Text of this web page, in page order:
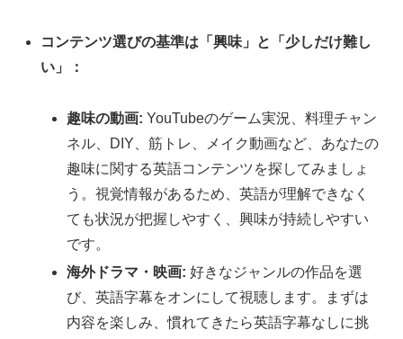
コンテンツ選びの基準は「興味」と「少しだけ難し
い」：
趣味の動画: YouTubeのゲーム実況、料理チャン
ネル、DIY、筋トレ、メイク動画など、あなたの
趣味に関する英語コンテンツを探してみましょ
う。視覚情報があるため、英語が理解できなく
ても状況が把握しやすく、興味が持続しやすい
です。
海外ドラマ・映画: 好きなジャンルの作品を選
び、英語字幕をオンにして視聴します。まずは
内容を楽しみ、慣れてきたら英語字幕なしに挑